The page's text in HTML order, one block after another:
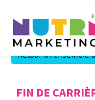
Retour à l'ensemble
FIN DE